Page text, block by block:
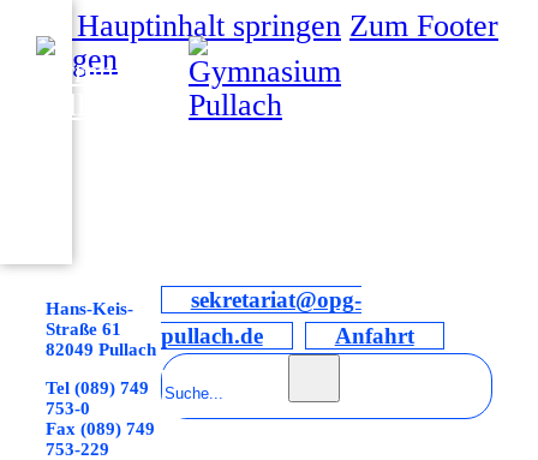
Zum Hauptinhalt springen Zum Footer
springen
Hans-Keis-
Straße 61
82049 Pullach
Tel (089) 749
753-0
Fax (089) 749
753-229
sekretariat@opg-
pullach.de
Anfahrt
Suchen